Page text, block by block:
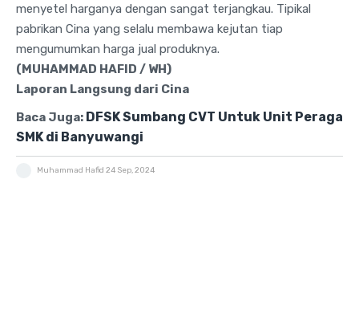
menyetel harganya dengan sangat terjangkau. Tipikal
pabrikan Cina yang selalu membawa kejutan tiap
mengumumkan harga jual produknya.
(MUHAMMAD HAFID / WH)
Laporan Langsung dari Cina
Baca Juga: DFSK Sumbang CVT Untuk Unit Peraga
SMK di Banyuwangi
Muhammad Hafid 24 Sep, 2024